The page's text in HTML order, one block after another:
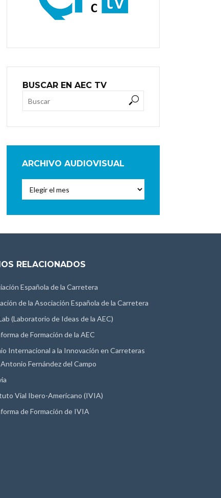
BUSCAR EN AEC TV
ARCHIVO AUDIOVISUAL
Audiovisual
RELACIONADOS
Española de la Carretera
de la Asociación Española de la Carretera
(Laboratorio de Ideas de la AEC)
de Formación de la AEC
Internacional a la Innovación en Carreteras
Antonio Fernández del Campo
Vial Ibero-Americano (IVIA)
de Formación de IVIA